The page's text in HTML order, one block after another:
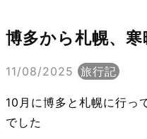
博多から札幌、
11/08/2025 旅行記
10月に博多と札幌に行
でした